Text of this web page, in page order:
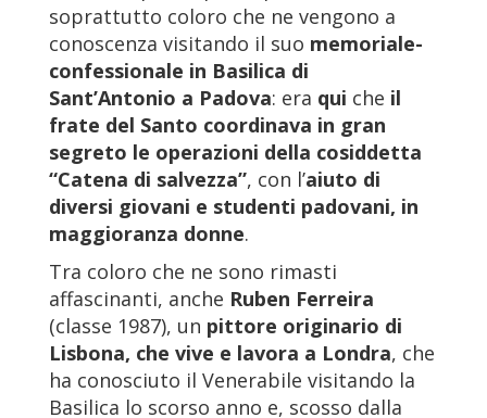
soprattutto coloro che ne vengono a
conoscenza visitando il suo memoriale-
confessionale in Basilica di
Sant’Antonio a Padova: era qui che il
frate del Santo coordinava in gran
segreto le operazioni della cosiddetta
“Catena di salvezza”, con l’aiuto di
diversi giovani e studenti padovani, in
maggioranza donne.
Tra coloro che ne sono rimasti
affascinanti, anche Ruben Ferreira
(classe 1987), un pittore originario di
Lisbona, che vive e lavora a Londra, che
ha conosciuto il Venerabile visitando la
Basilica lo scorso anno e, scosso dalla